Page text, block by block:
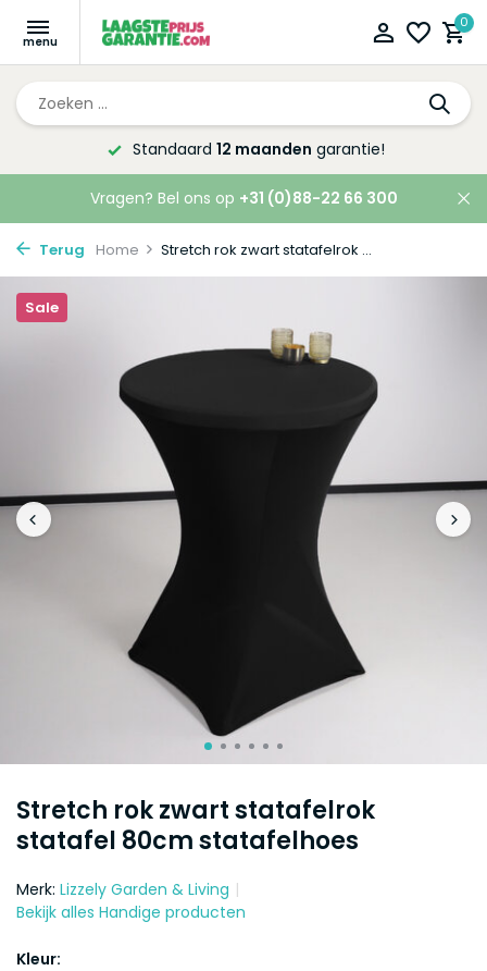
0
Standaard 12 maanden garantie!
Vragen? Bel ons op +31 (0)88-22 66 300
Terug Home Stretch rok zwart statafelrok ...
Stretch rok zwart statafelrok
statafel 80cm statafelhoes
Sale
Merk: Lizzely Garden & Living
Bekijk alles Handige producten
Kleur: